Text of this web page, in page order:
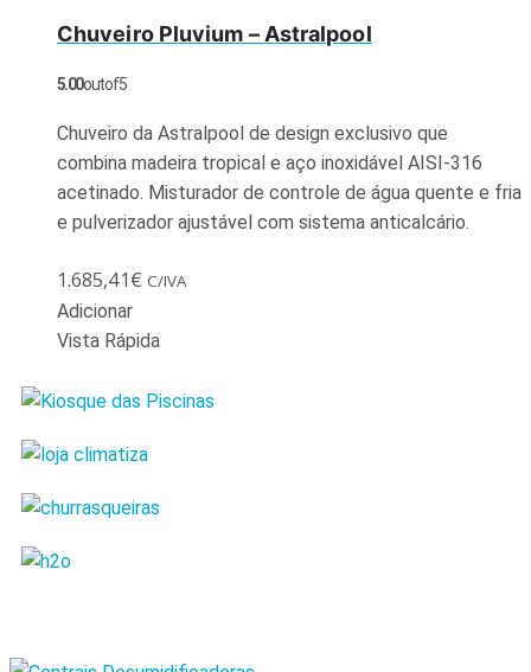
Chuveiro Pluvium – Astralpool
5.00out of 5
Chuveiro da Astralpool de design exclusivo que
combina madeira tropical e aço inoxidável AISI-316
acetinado. Misturador de controle de água quente e fria
e pulverizador ajustável com sistema anticalcário.
1.685,41€ C/IVA
Adicionar
Vista Rápida